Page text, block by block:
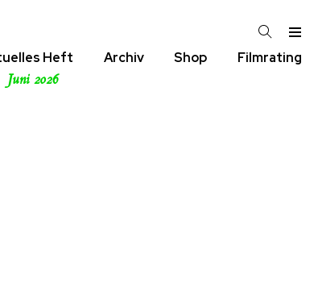
Heft
Juni 2026
Archiv Shop Filmrating